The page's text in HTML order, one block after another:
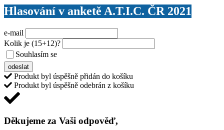
Hlasování v anketě A.T.I.C. ČR 2021
e-mail
Kolik je (15+12)?
Souhlasím se
odeslat
Produkt byl úspěšně přidán do košíku
Produkt byl úspěšně odebrán z košíku
Děkujeme za Vaši odpověď,